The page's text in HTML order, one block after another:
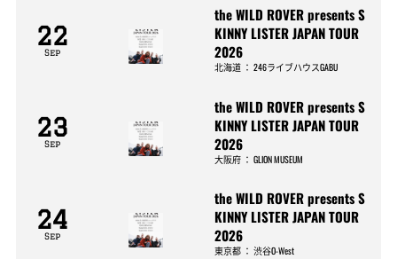
22
Sep
the WILD ROVER presents S
KINNY LISTER JAPAN TOUR
2026
北海道 ：246ライブハウスGABU
23
Sep
the WILD ROVER presents S
KINNY LISTER JAPAN TOUR
2026
大阪府 ：GLION MUSEUM
24
Sep
the WILD ROVER presents S
KINNY LISTER JAPAN TOUR
2026
東京都 ：渋谷O-West